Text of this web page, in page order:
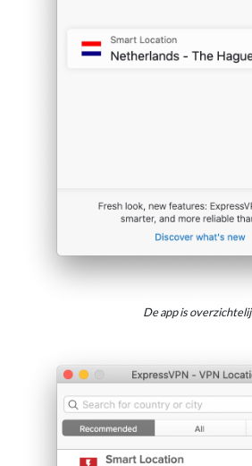
De app is